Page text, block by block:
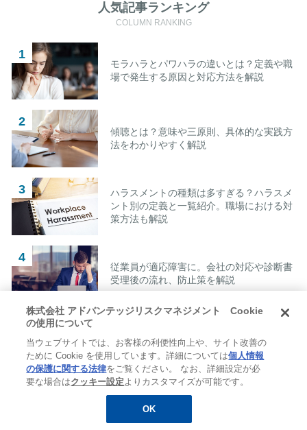
人気記事ランキング
COLUMN RANKING
モラハラとパワハラの違いとは？定義や職
場で発生する原因と対応方法を解説
傾聴とは？意味や三原則、具体的な実践方
法をわかりやすく解説
ハラスメントの種類は多すぎる？ハラスメ
ント別の定義と一覧紹介。職場における対
策方法も解説
従業員が適応障害に。会社の対応や診断書
受理後の流れ、防止策を解説
や企業メリット、高める方法を紹介
株式会社 アドバンテッジリスクマネジメント Cookie
の使用について
当ウェブサイトでは、お客様の利便性向上や、サイト改善の
ために Cookie を使用しています。詳細については個人情報
の保護に関する法律をご覧ください。 なお、詳細設定が必
要な場合はクッキー設定よりカスタマイズが可能です。
OK